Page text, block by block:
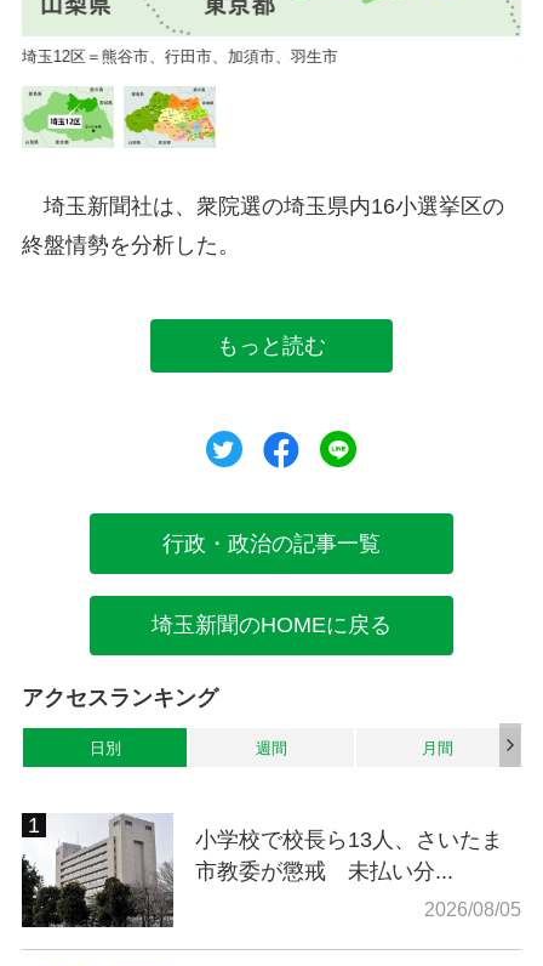
埼玉12区＝熊谷市、行田市、加須市、羽生市
埼玉新聞社は、衆院選の埼玉県内16小選挙区の
終盤情勢を分析した。
もっと読む
ツイートシェア
行政・政治の記事一覧
埼玉新聞のHOMEに戻る
アクセスランキング
日別 週間 月間
小学校で校長ら13人、さいたま
市教委が懲戒 未払い分...
2026/08/05